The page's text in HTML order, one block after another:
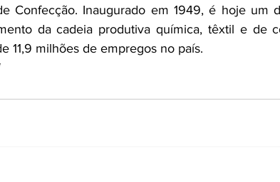
Confecção. Inaugurado em 1949, é hoje um
da cadeia produtiva química, têxtil e de
11,9 milhões de empregos no país.